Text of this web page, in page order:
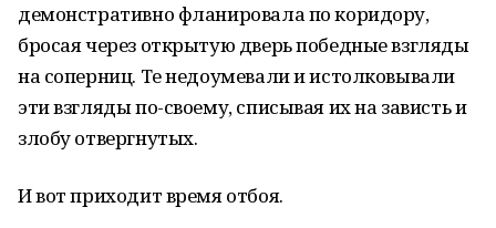
демонстративно фланировала по коридору,
бросая через открытую дверь победные взгляды
на соперниц. Те недоумевали и истолковывали
эти взгляды по-своему, списывая их на зависть и
злобу отвергнутых.
И вот приходит время отбоя.